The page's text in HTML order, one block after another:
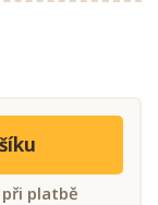
platbě